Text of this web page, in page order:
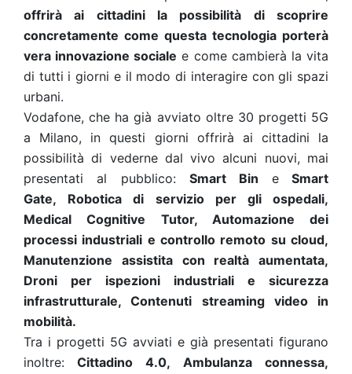
offrirà ai cittadini la possibilità di scoprire
concretamente come questa tecnologia porterà
vera innovazione sociale e come cambierà la vita
di tutti i giorni e il modo di interagire con gli spazi
urbani.
Vodafone, che ha già avviato oltre 30 progetti 5G
a Milano, in questi giorni offrirà ai cittadini la
possibilità di vederne dal vivo alcuni nuovi, mai
presentati al pubblico:
Smart Bin e
Smart
Gate,
Robotica di servizio per gli ospedali,
Medical Cognitive Tutor, Automazione dei
processi industriali e controllo remoto su cloud,
Manutenzione assistita con realtà aumentata,
Droni per ispezioni industriali e sicurezza
infrastrutturale, Contenuti streaming video in
mobilità.
Tra i progetti 5G avviati e già presentati figurano
inoltre:
Cittadino 4.0, Ambulanza connessa,